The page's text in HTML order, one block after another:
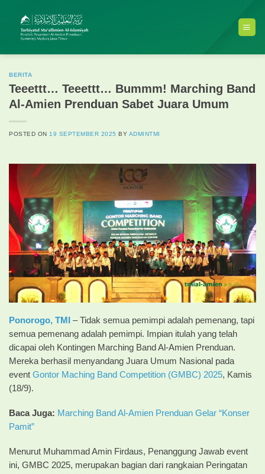
content
BERITA
Teeettt… Teeettt… Bummm! Marching Band
Al-Amien Prenduan Sabet Juara Umum
POSTED ON 19 SEPTEMBER 2025 BY ADMINTMI
Ponorogo, TMI
– Tidak semua pemimpi adalah pemenang, tapi
semua pemenang adalah pemimpi. Impian itulah yang telah
dicapai oleh Kontingen Marching Band Al-Amien Prenduan.
Mereka berhasil menyandang Juara Umum Nasional pada
event Gontor Maching Band Competition (GMBC) 2025, Kamis
(18/9).
Baca Juga: Marching Band Al-Amien Prenduan Gelar “Konser
Pamit”
Menurut Muhammad Amin Firdaus, Penanggung Jawab event
ini, GMBC 2025, merupakan bagian dari rangkaian Peringatan